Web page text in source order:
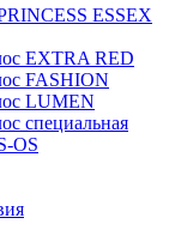
ESSEX
EXTRA RED
FASHION
LUMEN
специальная
OS